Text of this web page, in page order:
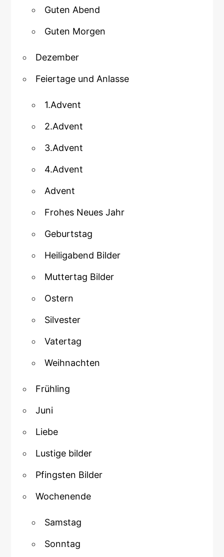
Guten Abend
Guten Morgen
Dezember
Feiertage und Anlasse
1.Advent
2.Advent
3.Advent
4.Advent
Advent
Frohes Neues Jahr
Geburtstag
Heiligabend Bilder
Muttertag Bilder
Ostern
Silvester
Vatertag
Weihnachten
Frühling
Juni
Liebe
Lustige bilder
Pfingsten Bilder
Wochenende
Samstag
Sonntag